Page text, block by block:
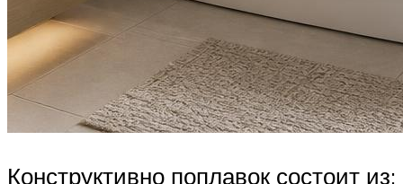
Конструктивно поплавок состоит из: